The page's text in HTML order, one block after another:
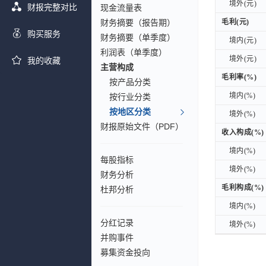
财报完整对比
购买服务
我的收藏
现金流量表
财务摘要（报告期）
财务摘要（单季度）
利润表（单季度）
主营构成
按产品分类
按行业分类
按地区分类
财报原始文件（PDF）
每股指标
财务分析
杜邦分析
分红记录
并购事件
募集资金投向
境外(元)
毛利(元)
境内(元)
境外(元)
毛利率(%)
境内(%)
境外(%)
收入构成(%)
境内(%)
境外(%)
毛利构成(%)
境内(%)
境外(%)
境外(元)
毛利(元)
境内(元)
境外(元)
毛利率(%)
境内(%)
境外(%)
收入构成(%)
境内(%)
境外(%)
毛利构成(%)
境内(%)
境外(%)